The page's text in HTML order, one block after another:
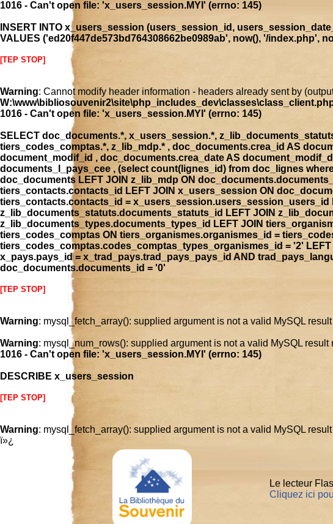
1016 - Can't open file: 'x_users_session.MYI' (errno: 145)
INSERT INTO x_users_session (users_session_id,
VALUES ('ed20f447de573bd764308662be0989ab', now(), '/index.php',
[TEP STOP]
Warning: Cannot modify header information - headers already sent by
1016 - Can't open file: 'x_users_session.MYI' (errno: 145)
SELECT doc_documents.*, x_users_session.*,
tiers_codes_comptas.*, z_lib_mdp.* , doc_documents.crea_id AS
document_modif_id , doc_documents.crea_date AS
documents_l_pays_cee , (select count(lignes_id) from doc_lignes
doc_documents LEFT JOIN z_lib_mdp ON
tiers_contacts.contacts_id LEFT JOIN x_users_session ON
tiers_contacts.contacts_id =
z_lib_documents_statuts.documents_statuts_id LEFT JOIN
z_lib_documents_types.documents_types_id LEFT JOIN
tiers_codes_comptas ON tiers_organismes.organismes_id =
tiers_codes_comptas.codes_comptas_types_organismes_id = '2'
x_pays.pays_id = x_trad_pays.trad_pays_pays_id AND
doc_documents.documents_id = '0'
[TEP STOP]
Warning: mysql_fetch_array(): supplied argument is not a valid MySQL
Warning: mysql_num_rows(): supplied argument is not a valid MySQL result
1016 - Can't open file: 'x_users_session.MYI' (errno: 145)
DESCRIBE x_users_session
[TEP STOP]
Warning: mysql_fetch_array(): supplied argument is not a valid MySQL
ï»¿
Le lecteur
Cliquez ici